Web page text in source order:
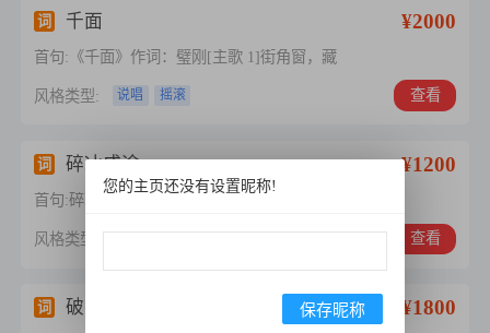
词 千面 ¥2000
首句:《千面》作词：璧刚[主歌 1]街角窗，藏
风格类型: 说唱 摇滚 查看
词 碎冰成途 ¥1200
首句:碎冰成途作词:璧刚 主歌1风撕开江面
风格类型: 查看
词 破茧出围（在自己的灰里种... ¥1800
您的主页还没有设置昵称!
保存昵称